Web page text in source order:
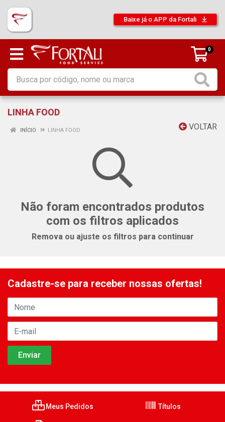
Baixe já o APP da Fortali
0
LINHA FOOD
VOLTAR
INÍCIO LINHA FOOD
Não foram encontrados produtos
com os filtros aplicados
Remova ou ajuste os filtros para continuar
Cadastre-se para receber nossas ofertas!
Meus Pedidos Títulos